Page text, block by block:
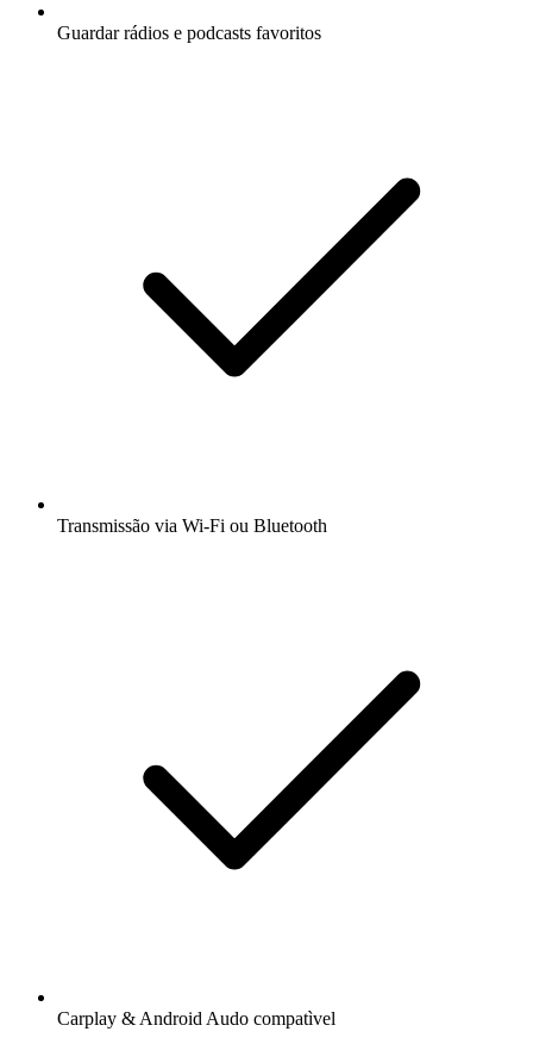
Guardar rádios e podcasts favoritos
Transmissão via Wi-Fi ou Bluetooth
Carplay & Android Audo compatìvel